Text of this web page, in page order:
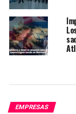
EMPRESAS